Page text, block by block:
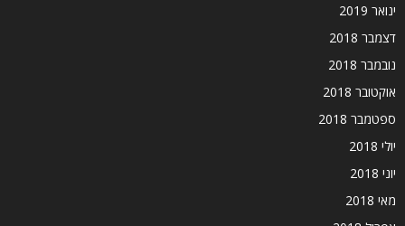
ינואר 2019
דצמבר 2018
נובמבר 2018
אוקטובר 2018
ספטמבר 2018
יולי 2018
יוני 2018
מאי 2018